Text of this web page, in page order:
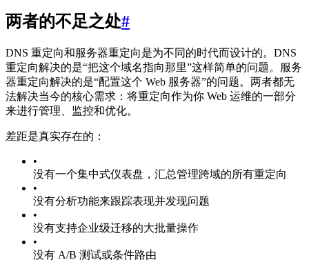
两者的不足之处#
DNS 重定向和服务器重定向是为不同的时代而设计的。DNS
重定向解决的是“把这个域名指向那里”这样简单的问题。服务
器重定向解决的是“配置这个 Web 服务器”的问题。两者都无
法解决当今的核心需求：将重定向作为你 Web 运维的一部分
来进行管理、监控和优化。
差距是真实存在的：
•
没有一个集中式仪表盘，汇总管理跨域的所有重定向
•
没有分析功能来跟踪表现并发现问题
•
没有支持企业级迁移的大批量操作
•
没有 A/B 测试或条件路由